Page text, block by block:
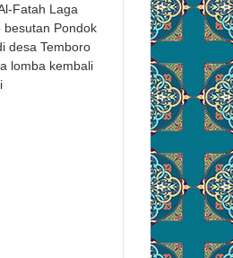
Fatah Laga
besutan Pondok
desa Temboro
lomba kembali